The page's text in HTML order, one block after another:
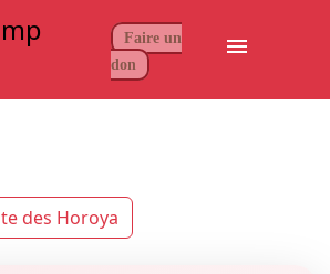
Faire un
don
menu
des Horoya